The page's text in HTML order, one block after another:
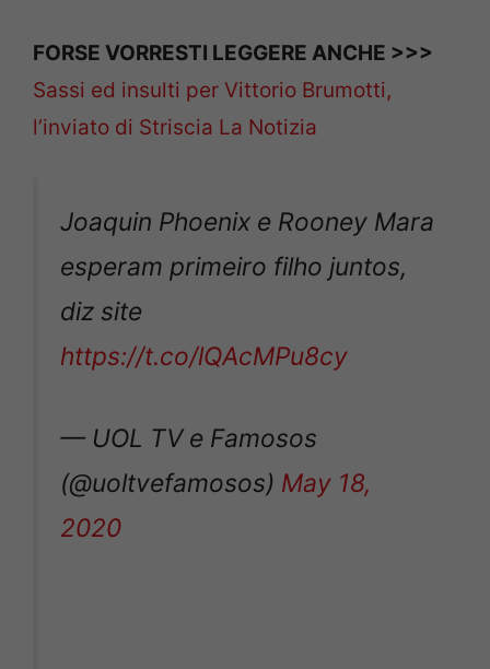
FORSE VORRESTI LEGGERE ANCHE >>>
Sassi ed insulti per Vittorio Brumotti,
l’inviato di Striscia La Notizia
Joaquin Phoenix e Rooney Mara
esperam primeiro filho juntos,
diz site
https://t.co/lQAcMPu8cy
— UOL TV e Famosos
(@uoltvefamosos) May 18,
2020